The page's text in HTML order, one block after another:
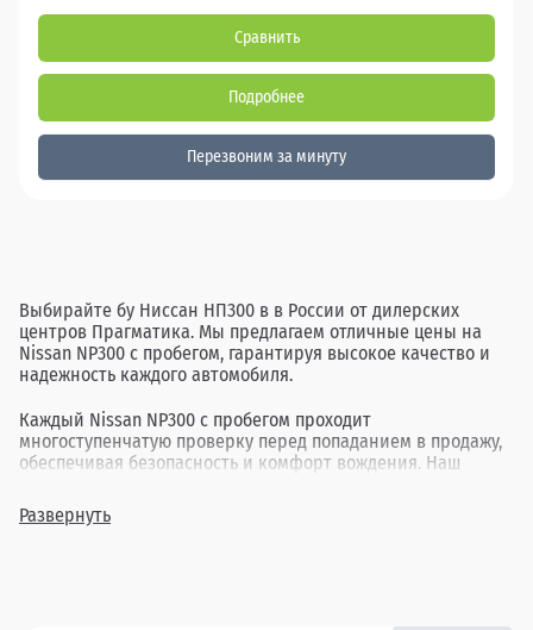
Сравнить
Подробнее
Перезвоним за минуту
Выбирайте бу Ниссан НП300 в в России от дилерских
центров Прагматика. Мы предлагаем отличные цены на
Nissan NP300 с пробегом, гарантируя высокое качество и
надежность каждого автомобиля.
Каждый Nissan NP300 с пробегом проходит
многоступенчатую проверку перед попаданием в продажу,
обеспечивая безопасность и комфорт вождения. Наш
года выпуска, позволяя найти идеальный вариант для
каждого клиента.
Развернуть